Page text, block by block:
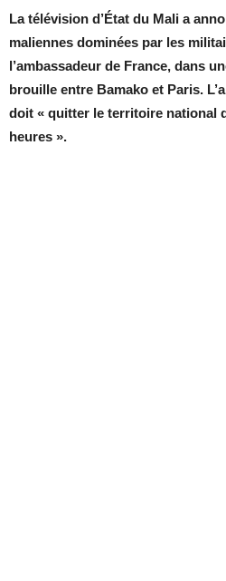
La télévision d’État du Mali a
maliennes dominées par les
l’ambassadeur de France, dans
brouille entre Bamako et Paris.
doit « quitter le territoire national
heures ».